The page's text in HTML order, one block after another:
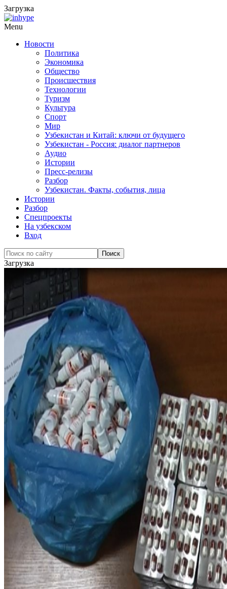
Загрузка
Menu
Новости
Политика
Экономика
Общество
Происшествия
Технологии
Туризм
Культура
Спорт
Мир
Узбекистан и Китай: ключи от будущего
Узбекистан - Россия: диалог партнеров
Аудио
Истории
Пресс-релизы
Разбор
Узбекистан. Факты, события, лица
Истории
Разбор
Спецпроекты
На узбекском
Вход
Загрузка